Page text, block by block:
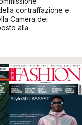
contraffazione e
Camera dei
alla